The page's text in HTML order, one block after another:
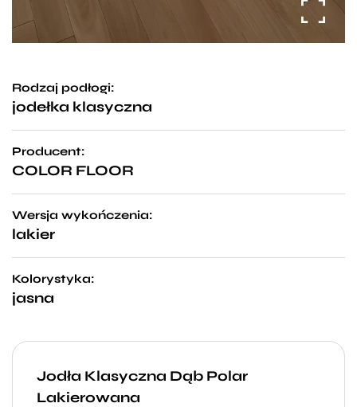
Rodzaj podłogi:
jodełka klasyczna
Producent:
COLOR FLOOR
Wersja wykończenia:
lakier
Kolorystyka:
jasna
Jodła Klasyczna Dąb Polar
Lakierowana